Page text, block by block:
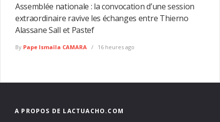
Assemblée nationale : la convocation d’une session
extraordinaire ravive les échanges entre Thierno
Alassane Sall et Pastef
By Pape Ismaïla CAMARA 16 heures ago
A PROPOS DE LACTUACHO.COM